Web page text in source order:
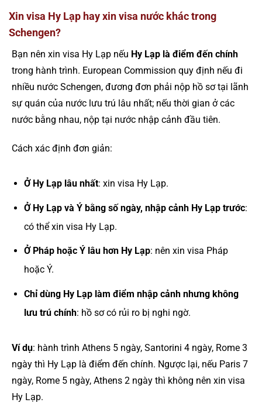
Xin visa Hy Lạp hay xin visa nước khác trong
Schengen?
Bạn nên xin visa Hy Lạp nếu Hy Lạp là điểm đến chính
trong hành trình. European Commission quy định nếu đi
nhiều nước Schengen, đương đơn phải nộp hồ sơ tại lãnh
sự quán của nước lưu trú lâu nhất; nếu thời gian ở các
nước bằng nhau, nộp tại nước nhập cảnh đầu tiên.
Cách xác định đơn giản:
Ở Hy Lạp lâu nhất: xin visa Hy Lạp.
Ở Hy Lạp và Ý bằng số ngày, nhập cảnh Hy Lạp trước:
có thể xin visa Hy Lạp.
Ở Pháp hoặc Ý lâu hơn Hy Lạp: nên xin visa Pháp
hoặc Ý.
Chỉ dùng Hy Lạp làm điểm nhập cảnh nhưng không
lưu trú chính: hồ sơ có rủi ro bị nghi ngờ.
Ví dụ: hành trình Athens 5 ngày, Santorini 4 ngày, Rome 3
ngày thì Hy Lạp là điểm đến chính. Ngược lại, nếu Paris 7
ngày, Rome 5 ngày, Athens 2 ngày thì không nên xin visa
Hy Lạp.